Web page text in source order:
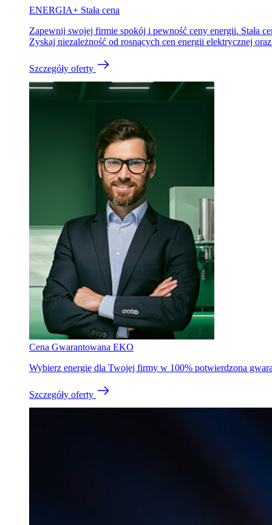
ENERGIA+ Stała cena
Zapewnij swojej firmie spokój i pewność ceny energii. Stała
Zyskaj niezależność od rosnących cen energii elektrycznej
Szczegóły oferty
Cena Gwarantowana EKO
Wybierz energię dla Twojej firmy w 100% potwierdzona
Szczegóły oferty